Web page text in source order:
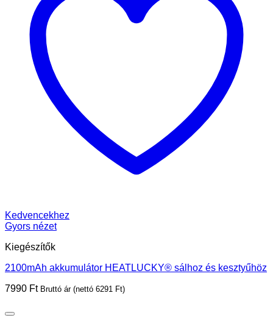
Kedvencekhez
Gyors nézet
Kiegészítők
2100mAh akkumulátor HEATLUCKY® sálhoz és kesztyűhöz
7990 Ft Bruttó ár (nettó 6291 Ft)